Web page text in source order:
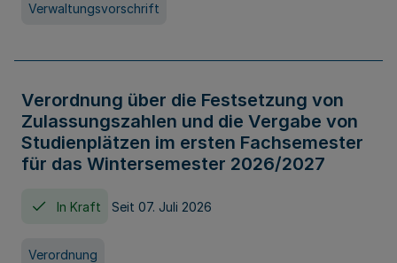
Verwaltungsvorschrift
Verordnung über die Festsetzung von
Zulassungszahlen und die Vergabe von
Studienplätzen im ersten Fachsemester
für das Wintersemester 2026/2027
In Kraft Seit 07. Juli 2026
Verordnung